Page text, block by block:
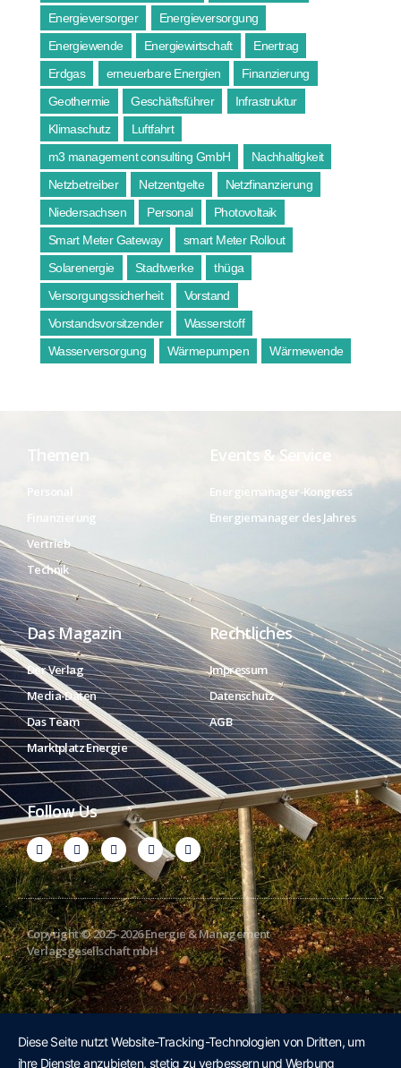
Energieversorger
Energieversorgung
Energiewende
Energiewirtschaft
Enertrag
Erdgas
erneuerbare Energien
Finanzierung
Geothermie
Geschäftsführer
Infrastruktur
Klimaschutz
Luftfahrt
m3 management consulting GmbH
Nachhaltigkeit
Netzbetreiber
Netzentgelte
Netzfinanzierung
Niedersachsen
Personal
Photovoltaik
Smart Meter Gateway
smart Meter Rollout
Solarenergie
Stadtwerke
thüga
Versorgungssicherheit
Vorstand
Vorstandsvorsitzender
Wasserstoff
Wasserversorgung
Wärmepumpen Wärmewende
Themen
Finanzierung
Vertrieb
Technik
Events & Service
Energiemanager-Kongress
Energiemanager des Jahres
Das Magazin
Der Verlag
Media-Daten
Das Team
Marktplatz Energie
Rechtliches
Impressum
Datenschutz
AGB
Follow Us
Copyright © 2025-2026 Energie & Management
Verlagsgesellschaft mbH
Diese Seite nutzt Website-Tracking-Technologien von Dritten, um
ihre Dienste anzubieten, stetig zu verbessern und Werbung